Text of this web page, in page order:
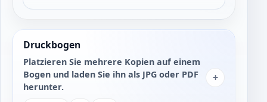
Druckbogen
Platzieren Sie mehrere Kopien auf einem
Bogen und laden Sie ihn als JPG oder PDF
herunter.
+